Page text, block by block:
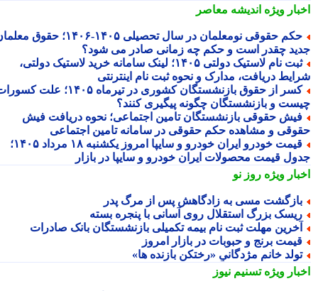
ویژهاندیشه معاصر
حکم حقوقی نومعلمان در سال تحصیلی ۱۴۰۵-۱۴۰۶؛ حقوق معلمان
چقدر است و حکم چه زمانی صادر می شود؟
ثبت نام لاستیک دولتی ۱۴۰۵؛ لینک سامانه خرید لاستیک دولتی،
دریافت، مدارک و نحوه ثبت نام اینترنتی
کسر از حقوق بازنشستگان کشوری در تیرماه ۱۴۰۵؛ علت کسورات
و بازنشستگان چگونه پیگیری کنند؟
حقوقی بازنشستگان تامین اجتماعی؛ نحوه دریافت فیش
و مشاهده حکم حقوقی در سامانه تامین اجتماعی
قیمت خودرو ایران خودرو و سایپا امروز یکشنبه ۱۸ مرداد ۱۴۰۵؛
قیمت محصولات ایران خودرو و سایپا در بازار
ویژهروز نو
مسی به زادگاهش پس از مرگ پدر
بزرگ استقلال روی آسانی با پنجره بسته
مهلت ثبت نام بیمه تکمیلی بازنشستگان بانک صادرات
برنج و حبوبات در بازار امروز
خانم مژدگانیِِ «رختکن بازنده ها»
ویژهتسنیم نیوز